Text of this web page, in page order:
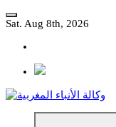
Skip
to
Sat. Aug 8th, 2026